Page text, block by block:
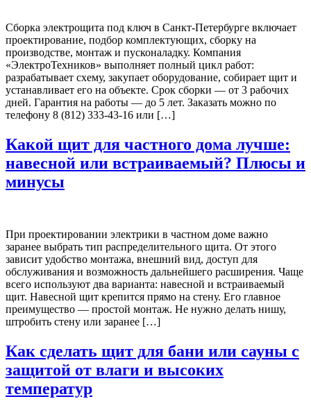
Сборка электрощита под ключ в Санкт-Петербурге включает
проектирование, подбор комплектующих, сборку на
производстве, монтаж и пусконаладку. Компания
«ЭлектроТехников» выполняет полный цикл работ:
разрабатывает схему, закупает оборудование, собирает щит и
устанавливает его на объекте. Срок сборки — от 3 рабочих
дней. Гарантия на работы — до 5 лет. Заказать можно по
телефону 8 (812) 333-43-16 или […]
Какой щит для частного дома лучше:
навесной или встраиваемый? Плюсы и
минусы
При проектировании электрики в частном доме важно
заранее выбрать тип распределительного щита. От этого
зависит удобство монтажа, внешний вид, доступ для
обслуживания и возможность дальнейшего расширения. Чаще
всего используют два варианта: навесной и встраиваемый
щит. Навесной щит крепится прямо на стену. Его главное
преимущество — простой монтаж. Не нужно делать нишу,
штробить стену или заранее […]
Как сделать щит для бани или сауны с
защитой от влаги и высоких
температур